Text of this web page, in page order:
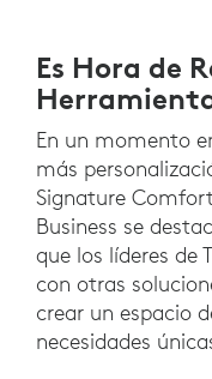
Es Hora de
En un momento
más
Signature
Business se
que los líderes de
con otras
crear un espacio
necesidades